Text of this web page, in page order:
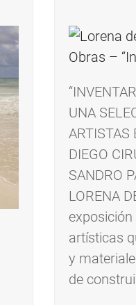
UNA
ARTISTAS
DIEGO
SANDRO
LORENA
artísticas
y
de